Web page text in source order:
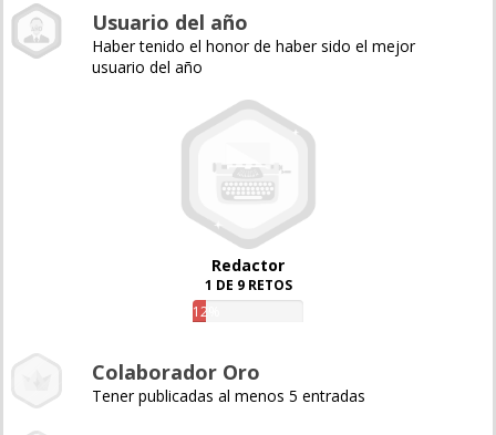
Usuario del año
Haber tenido el honor de haber sido el mejor
usuario del año
Redactor
1 DE 9 RETOS
12%
Colaborador Oro
Tener publicadas al menos 5 entradas